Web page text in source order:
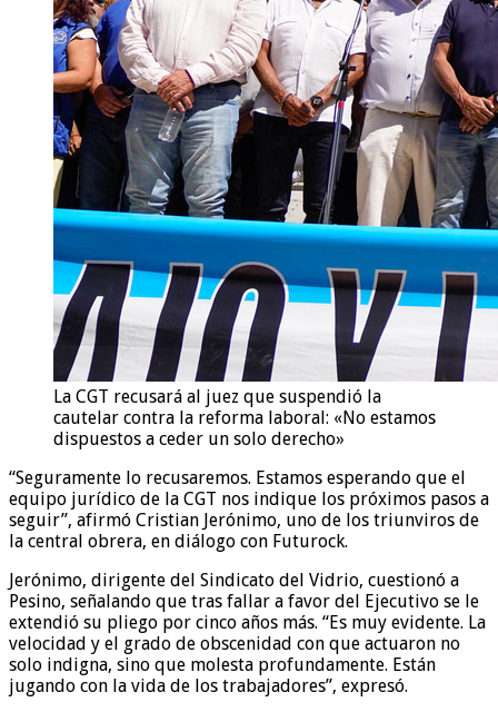
La CGT recusará al juez que suspendió la
cautelar contra la reforma laboral: «No estamos
dispuestos a ceder un solo derecho»
“Seguramente lo recusaremos. Estamos esperando que el
equipo jurídico de la CGT nos indique los próximos pasos a
seguir”, afirmó Cristian Jerónimo, uno de los triunviros de
la central obrera, en diálogo con Futurock.
Jerónimo, dirigente del Sindicato del Vidrio, cuestionó a
Pesino, señalando que tras fallar a favor del Ejecutivo se le
extendió su pliego por cinco años más. “Es muy evidente. La
velocidad y el grado de obscenidad con que actuaron no
solo indigna, sino que molesta profundamente. Están
jugando con la vida de los trabajadores”, expresó.